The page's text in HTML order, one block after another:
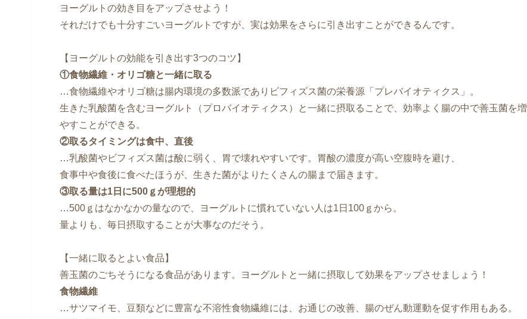
ヨーグルトの効き目をアップさせよう！
それだけでも十分すごいヨーグルトですが、実は効果をさらに引き出すことができるんです。
【ヨーグルトの効能を引き出す3つのコツ】
①食物繊維・オリゴ糖と一緒に取る
…食物繊維やオリゴ糖は腸内環境の多数派でありビフィズス菌の栄養源「プレバイオティクス」。
生きた乳酸菌を含むヨーグルト（プロバイオティクス）と一緒に摂取ることで、効率よく腸の中で善玉菌を増
やすことができる。
②取るタイミングは食中、直後
…乳酸菌やビフィズス菌は酸に弱く、胃で壊れやすいです。胃酸の濃度が高い空腹時を避け、
食事中や食後に食べたほうが、生きた菌がよりたくさんの腸まで届きます。
③取る量は1日に500ｇが理想的
…500ｇはなかなかの量なので、ヨーグルトに慣れていない人は1日100ｇから。
量よりも、毎日摂取することが大事なのだそう。
【一緒に取るとよい食品】
善玉菌のごちそうになる食品があります。ヨーグルトと一緒に摂取して効果をアップさせましょう！
食物繊維
…サツマイモ、豆類などに豊富な不溶性食物繊維には、お通じの改善、腸のぜん動運動を促す作用もある。